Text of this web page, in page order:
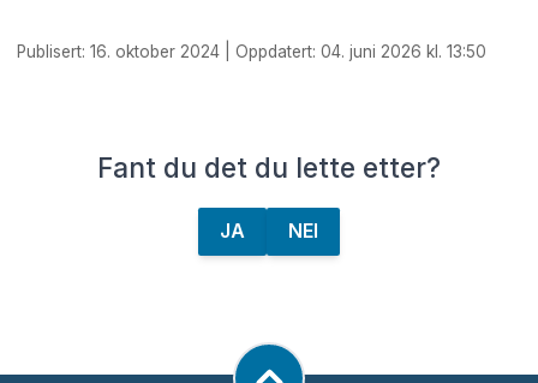
Publisert: 16. oktober 2024 | Oppdatert: 04. juni 2026 kl. 13:50
Fant du det du lette etter?
JA NEI